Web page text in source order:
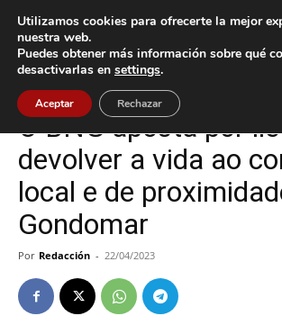
Inicio Gondomar
Gondomar Política
O BNG aposta por lle
devolver a vida ao
local e de
Gondomar
Por Redacción - 22/04/2023
Utilizamos cookies para ofrecerte la mejor
nuestra web.
Puedes obtener más información sobre qué
desactivarlas en settings.
Aceptar Rechazar